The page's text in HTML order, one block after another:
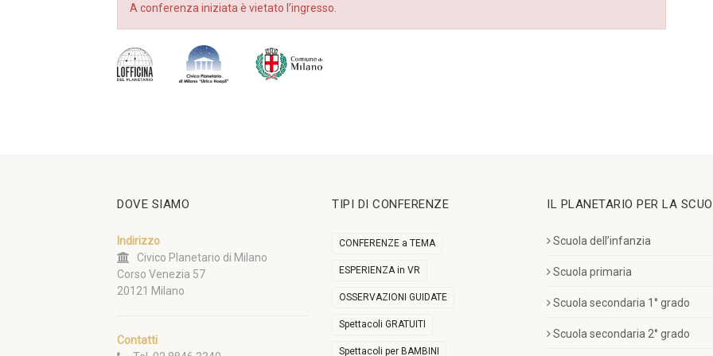
A conferenza iniziata è vietato l’ingresso.
DOVE SIAMO
Indirizzo
Civico Planetario di Milano
Corso Venezia 57
20121 Milano
Contatti
TIPI DI CONFERENZE
CONFERENZE a TEMA
ESPERIENZA in VR
OSSERVAZIONI GUIDATE
Spettacoli GRATUITI
Spettacoli per BAMBINI
IL PLANETARIO PER LA
Scuola dell’infanzia
Scuola primaria
Scuola secondaria 1° grado
Scuola secondaria 2° grado